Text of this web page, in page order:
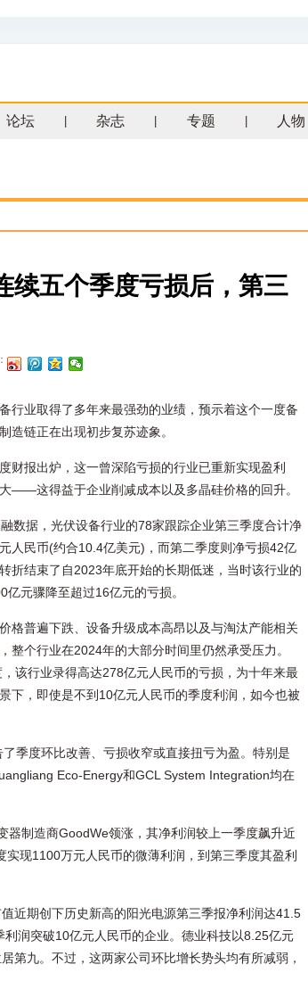
论坛 杂志 专题 人物
续五个季度亏损后，第三
行业取得了多年来最强劲的业绩，预示着这个一度备
造链正在出现初步复苏迹象。
财报出炉，这一曾深陷亏损的行业已重新实现盈利
这得益于企业削减成本以及多晶硅价格的回升。
数据，光伏设备行业的78家跟踪企业第三季度合计净
人民币(约合10.4亿美元)，而第二季度则净亏损42亿
折结束了自2023年底开始的长期低迷，当时该行业的
亿元骤降至超过16亿元的亏损。
格普遍下跌、设备升级成本高昂以及与淘汰产能相关
整个行业在2024年的大部分时间里仍然承受压力。
该行业录得高达278亿元人民币的亏损，为十年来最
下，即使是不到10亿元人民币的季度利润，如今也被
度环比改善、亏损收窄或直接扭亏为盈。特别是
Eco-Energy和GCL System Integration均在
器制造商GoodWe领涨，其净利润较上一季度飙升近
现1100万元人民币的微薄利润，到第三季度其盈利
近期创下历史新高的阳光电源第三季报净利润达41.5
润突破10亿元人民币的企业。德业科技以8.25亿元
第九。不过，这两家公司环比增长势头均有所减弱，